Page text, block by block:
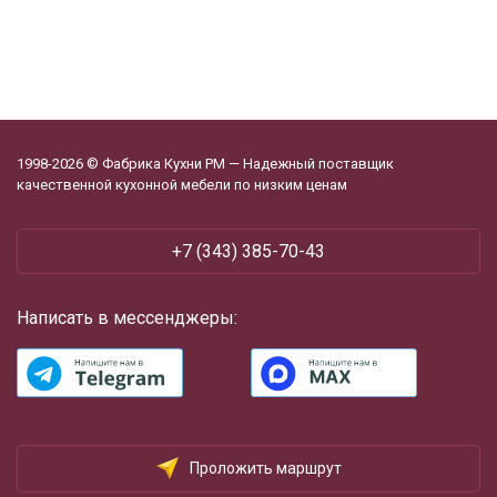
1998-2026 © Фабрика Кухни РМ — Надежный поставщик
качественной кухонной мебели по низким ценам
+7 (343) 385-70-43
Написать в мессенджеры:
Проложить маршрут